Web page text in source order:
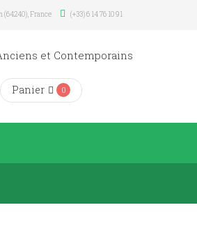
(64240), France (+33) 6 14 76 10 91
Panier 0